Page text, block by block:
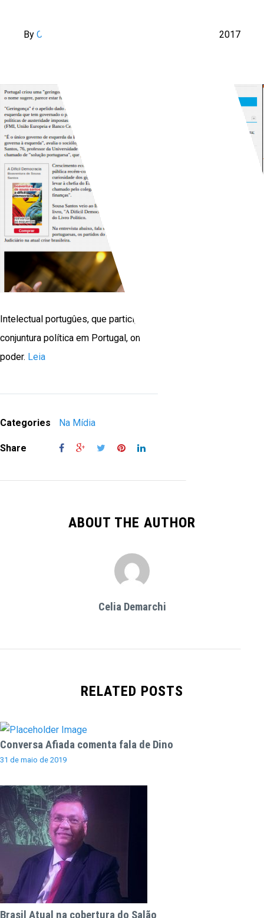
By Celia Demarchi 28 de junho de 2017
Intelectual portugûes, que participou do Salão, fala sobre a
conjuntura política em Portugal, onde as esquerdas estão no
poder. Leia
Categories Na Mídia
Share
ABOUT THE AUTHOR
Celia Demarchi
RELATED POSTS
Conversa Afiada comenta fala de Dino
31 de maio de 2019
Brasil Atual na cobertura do Salão